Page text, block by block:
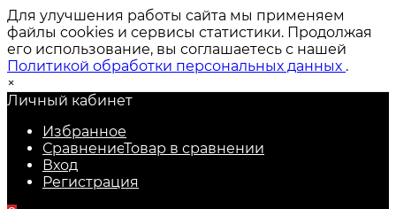
Для улучшения работы сайта мы применяем
файлы cookies и сервисы статистики. Продолжая
его использование, вы соглашаетесь с нашей
Политикой обработки персональных данных .
×
Личный кабинет
Избранное
СравнениеТовар в сравнении
Вход
Регистрация